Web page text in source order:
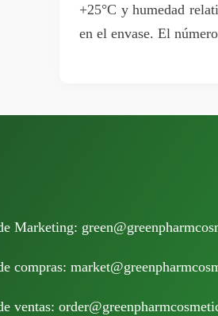
+25°C y humedad
en el envase. El
Marketing:
compras:
ventas: